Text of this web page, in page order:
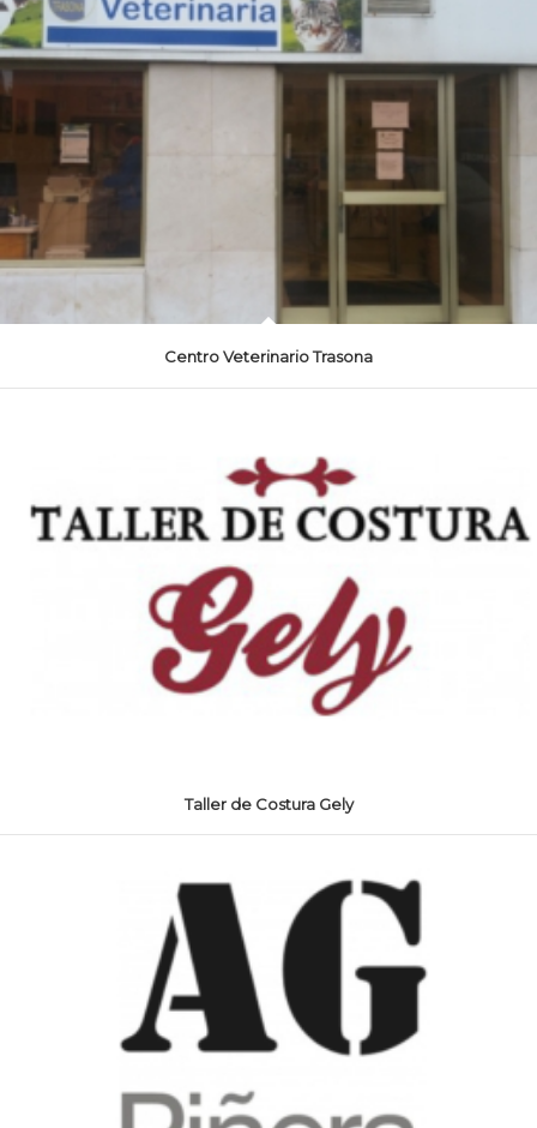
Centro Veterinario Trasona
Taller de Costura Gely